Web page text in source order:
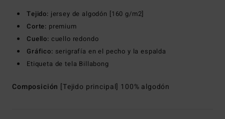
Tejido: jersey de algodón [160 g/m2]
Corte: premium
Cuello: cuello redondo
Gráfico: serigrafía en el pecho y la espalda
Etiqueta de tela Billabong
Composición [Tejido principal] 100% algodón